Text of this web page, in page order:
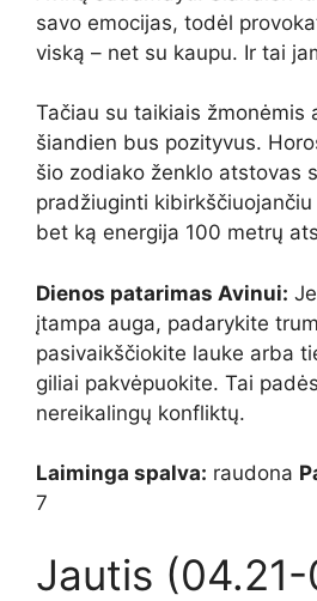
savo emocijas, todėl
viską – net su kaupu. Ir tai
Tačiau su taikiais žmonėmis
šiandien bus pozityvus.
šio zodiako ženklo atstovas
pradžiuginti
bet ką energija 100 metrų
Dienos patarimas Avinui:
įtampa auga, padarykite
pasivaikščiokite lauke arba
giliai pakvėpuokite. Tai
nereikalingų konfliktų.
Laiminga spalva: raudona
7
Jautis